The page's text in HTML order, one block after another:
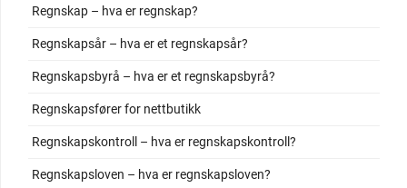
Regnskap – hva er regnskap?
Regnskapsår – hva er et regnskapsår?
Regnskapsbyrå – hva er et regnskapsbyrå?
Regnskapsfører for nettbutikk
Regnskapskontroll – hva er regnskapskontroll?
Regnskapsloven – hva er regnskapsloven?